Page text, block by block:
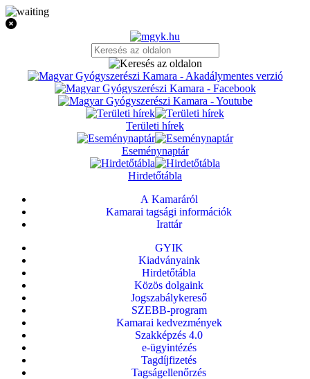
Területi hírek
Eseménynaptár
Hirdetőtábla
A Kamaráról
Kamarai tagsági információk
Irattár
GYIK
Kiadványaink
Hirdetőtábla
Közös dolgaink
Jogszabálykereső
SZEBB-program
Kamarai kedvezmények
Szakképzés 4.0
e-ügyintézés
Tagdíjfizetés
Tagságellenőrzés